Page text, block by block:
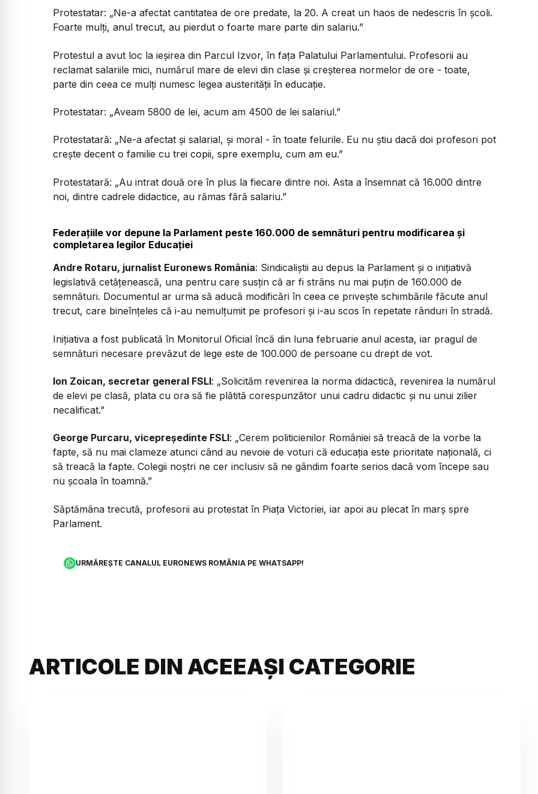
Protestatar: „Ne-a afectat cantitatea de ore predate, la 20. A creat un haos de nedescris în școli.
Foarte mulți, anul trecut, au pierdut o foarte mare parte din salariu.”
Protestul a avut loc la ieșirea din Parcul Izvor, în fața Palatului Parlamentului. Profesorii au
reclamat salariile mici, numărul mare de elevi din clase și creșterea normelor de ore - toate,
parte din ceea ce mulți numesc legea austerității în educație.
Protestatar: „Aveam 5800 de lei, acum am 4500 de lei salariul.”
Protestatară: „Ne-a afectat și salarial, și moral - în toate felurile. Eu nu știu dacă doi profesori pot
crește decent o familie cu trei copii, spre exemplu, cum am eu.”
Protestatară: „Au intrat două ore în plus la fiecare dintre noi. Asta a însemnat că 16.000 dintre
noi, dintre cadrele didactice, au rămas fără salariu.”
Federaţiile vor depune la Parlament peste 160.000 de semnături pentru modificarea şi
completarea legilor Educaţiei
Andre Rotaru, jurnalist Euronews România: Sindicaliștii au depus la Parlament și o inițiativă
legislativă cetățenească, una pentru care susțin că ar fi strâns nu mai puțin de 160.000 de
semnături. Documentul ar urma să aducă modificări în ceea ce privește schimbările făcute anul
trecut, care bineînțeles că i-au nemulțumit pe profesori și i-au scos în repetate rânduri în stradă.
Inițiativa a fost publicată în Monitorul Oficial încă din luna februarie anul acesta, iar pragul de
semnături necesare prevăzut de lege este de 100.000 de persoane cu drept de vot.
Ion Zoican, secretar general FSLI: „Solicităm revenirea la norma didactică, revenirea la numărul
de elevi pe clasă, plata cu ora să fie plătită corespunzător unui cadru didactic și nu unui zilier
necalificat.”
George Purcaru, vicepreședinte FSLI: „Cerem politicienilor României să treacă de la vorbe la
fapte, să nu mai clameze atunci când au nevoie de voturi că educația este prioritate națională, ci
să treacă la fapte. Colegii noștri ne cer inclusiv să ne gândim foarte serios dacă vom începe sau
nu școala în toamnă.”
Săptămâna trecută, profesorii au protestat în Piața Victoriei, iar apoi au plecat în marș spre
Parlament.
URMĂREȘTE CANALUL EURONEWS ROMÂNIA PE WHATSAPP!
ARTICOLE DIN ACEEAȘI CATEGORIE